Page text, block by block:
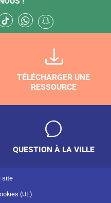
tiktokwhatsappsnapchat
TÉLÉCHARGER UNE
RESSOURCE
QUESTION À LA VILLE
site
(UE)